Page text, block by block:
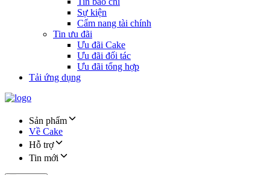
Sự kiện
Cẩm nang tài chính
Tin ưu đãi
Ưu đãi Cake
Ưu đãi đối tác
Ưu đãi tổng hợp
Tải ứng dụng
Sản phẩm
Về Cake
Hỗ trợ
Tin mới